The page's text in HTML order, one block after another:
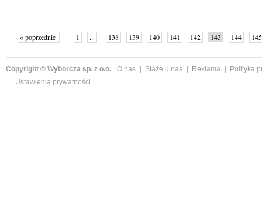
« poprzednie 1 ... 138 139 140 141 142 143 144
145
Copyright © Wyborcza sp. z o.o. O nas Staże u nas Reklama
Polityka
Ustawienia prywatności